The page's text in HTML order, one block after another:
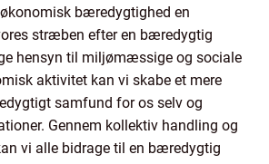
bæredygtighed en
stræben efter en bæredygtig
hensyn til miljømæssige og sociale
aktivitet kan vi skabe et mere
samfund for os selv og
Gennem kollektiv handling og
vi alle bidrage til en bæredygtig